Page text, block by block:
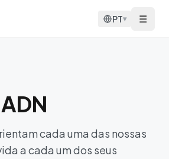
PT▾ ☰
cada uma das nossas
a cada um dos seus